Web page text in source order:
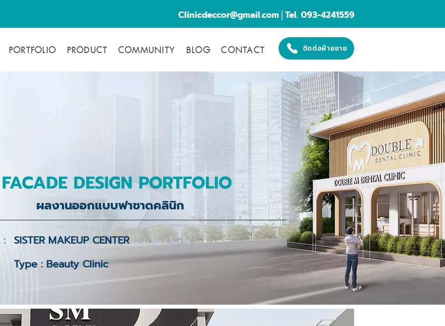
Clinicdeccor@gmail.com│Tel. 093-4241559
PORTFOLIO PRODUCT COMMUNITY BLOG CONTACT ติดต่อฝ่ายขาย
FACADE DESIGN PORTFOLIO
ผลงานออกแบบฟาซาดคลินิก
: SISTER MAKEUP CENTER
Type : Beauty Clinic